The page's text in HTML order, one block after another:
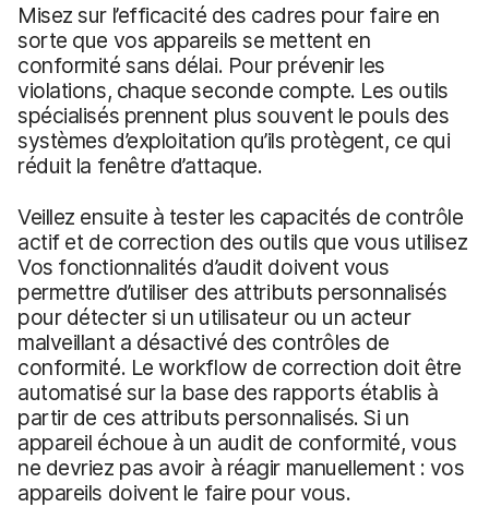
Misez sur l’efficacité des cadres pour faire en
sorte que vos appareils se mettent en
conformité sans délai. Pour prévenir les
violations, chaque seconde compte. Les outils
spécialisés prennent plus souvent le pouls des
systèmes d’exploitation qu’ils protègent, ce qui
réduit la fenêtre d’attaque.
Veillez ensuite à tester les capacités de contrôle
actif et de correction des outils que vous utilisez
Vos fonctionnalités d’audit doivent vous
permettre d’utiliser des attributs personnalisés
pour détecter si un utilisateur ou un acteur
malveillant a désactivé des contrôles de
conformité. Le workflow de correction doit être
automatisé sur la base des rapports établis à
partir de ces attributs personnalisés. Si un
appareil échoue à un audit de conformité, vous
ne devriez pas avoir à réagir manuellement : vos
appareils doivent le faire pour vous.